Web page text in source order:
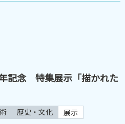
記念 特集展示「描かれた
歴史・文化 展示